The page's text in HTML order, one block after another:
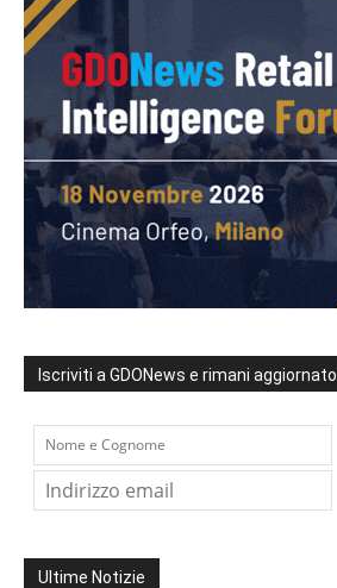
Iscriviti a GDONews e rimani aggiornato
Ultime Notizie